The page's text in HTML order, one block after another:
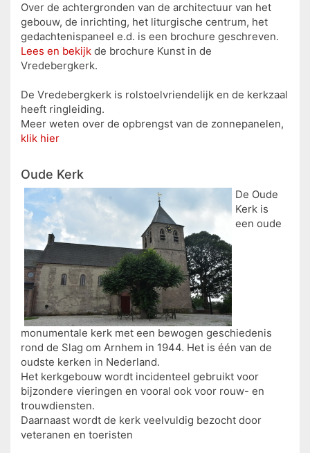
Over de achtergronden van de architectuur van het
gebouw, de inrichting, het liturgische centrum, het
gedachtenispaneel e.d. is een brochure geschreven.
Lees en bekijk de brochure Kunst in de
Vredebergkerk.
De Vredebergkerk is rolstoelvriendelijk en de kerkzaal
heeft ringleiding.
Meer weten over de opbrengst van de zonnepanelen,
klik hier
Oude Kerk
De Oude
Kerk is
een oude
monumentale kerk met een bewogen geschiedenis
rond de Slag om Arnhem in 1944. Het is één van de
oudste kerken in Nederland.
Het kerkgebouw wordt incidenteel gebruikt voor
bijzondere vieringen en vooral ook voor rouw- en
trouwdiensten.
Daarnaast wordt de kerk veelvuldig bezocht door
veteranen en toeristen